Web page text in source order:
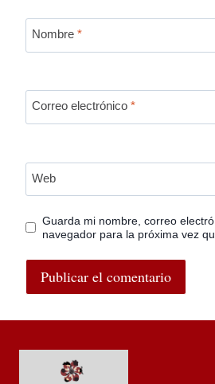
Nombre *
Correo electrónico *
Web
Guarda mi nombre, correo
navegador para la próxima vez